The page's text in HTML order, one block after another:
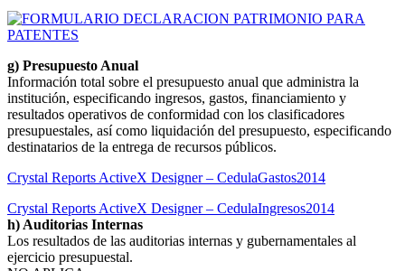
g) Presupuesto Anual
Información total sobre el presupuesto anual que administra la
institución, especificando ingresos, gastos, financiamiento y
resultados operativos de conformidad con los clasificadores
presupuestales, así como liquidación del presupuesto, especificando
destinatarios de la entrega de recursos públicos.
Crystal Reports ActiveX Designer – CedulaGastos2014
Crystal Reports ActiveX Designer – CedulaIngresos2014
h) Auditorias Internas
Los resultados de las auditorias internas y gubernamentales al
ejercicio presupuestal.